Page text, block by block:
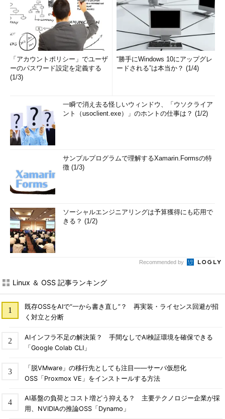
目次に戻る
HTML形式で出力する
「-H URLの起点」で、HTML形式の出力ができます。
HTML形式ではファイル名の部分が「＜a href="～"＞ファイル
点とファイルのパスを組み合わせたものとなります。
画面6では「-H .」と指定して「Docments/」内のファイルを
表示しました。このように指定すると「Documents/myfile.txt」
は「./myfile.txt」のように置き換えられます。
「-H」を指定した場合も結果は画面に出力されるので、リダイ
レクトするか「-o ファイル名」で保存するとよいでしょう。
画面6では、「-T FILES」でタイトルを「FILES」とし、「--
charset=UTF-8」でツリーを表す線を滑らかにすると同時に、出
力結果を「files.html」に保存しています。
力ファイルをFirefoxで表示しました。
（Documents以下のファイルをHTML形式で出力）（ 画面6）
「アカウントポリシー」でユーザ
ーのパスワード設定を定義する
(1/3)
“勝手にWindows 10にアップグレ
ードされる”は本当か？ (1/4)
一瞬で消え去る怪しいウィンドウ、「ウソクライア
ント（usoclient.exe）」のホントの仕事は？ (1/2)
サンプルプログラムで理解するXamarin.Formsの特
徴 (1/3)
ソーシャルエンジニアリングは予算獲得にも応用で
きる？ (1/2)
Recommended by
Linux ＆ OSS 記事ランキング
既存OSSをAIで“一から書き直し”？ 再実装・ライセンス回避が招
く対立と分断
AIインフラ不足の解決策？ 手間なしでAI検証環境を確保できる
「Google Colab CLI」
「脱VMware」の移行先としても注目――サーバ仮想化
OSS「Proxmox VE」をインストールする方法
AI基盤の負荷とコスト増どう抑える？ 主要テクノロジー企業が採
用、NVIDIAの推論OSS「Dynamo」